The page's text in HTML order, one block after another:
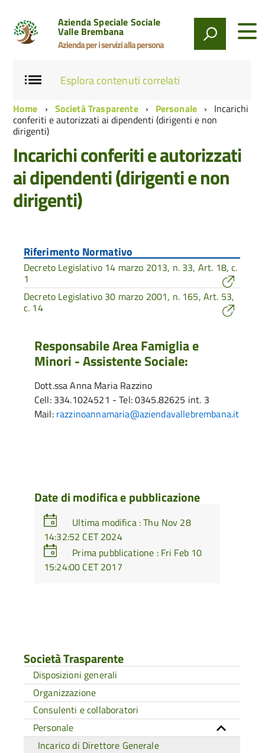
Azienda Speciale Sociale
Valle Brembana
Azienda per i servizi alla persona
Esplora contenuti correlati
Home Società Trasparente Personale Incarichi
conferiti e autorizzati ai dipendenti (dirigenti e non
dirigenti)
Incarichi conferiti e autorizzati
ai dipendenti (dirigenti e non
dirigenti)
Riferimento Normativo
Decreto Legislativo 14 marzo 2013, n. 33, Art. 18, c.
1
Decreto Legislativo 30 marzo 2001, n. 165, Art. 53,
c. 14
Responsabile Area Famiglia e
Minori - Assistente Sociale:
Dott.ssa Anna Maria Razzino
Cell: 334.1024521 - Tel: 0345.82625 int. 3
Mail: razzinoannamaria@aziendavallebrembana.it
Date di modifica e pubblicazione
Ultima modifica : Thu Nov 28
14:32:52 CET 2024
Prima pubblicatione : Fri Feb 10
15:24:00 CET 2017
Società Trasparente
Disposizioni generali
Organizzazione
Consulenti e collaboratori
Personale
Incarico di Direttore Generale